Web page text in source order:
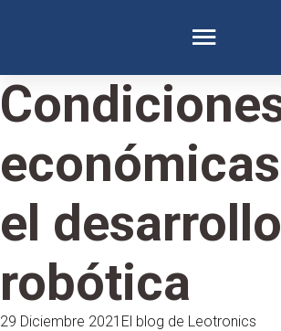
el
robótica
29 Diciembre 2021 El blog de Leotronics